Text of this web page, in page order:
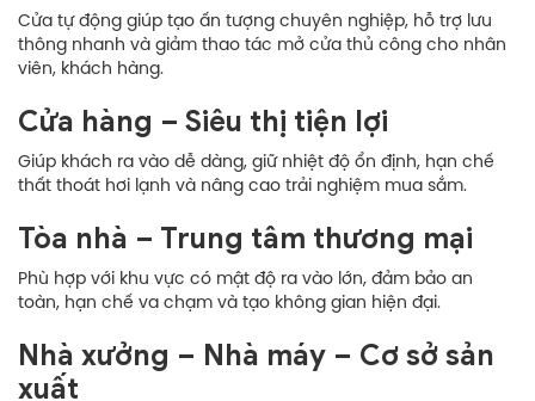
Cửa tự động giúp tạo ấn tượng chuyên nghiệp, hỗ trợ lưu
thông nhanh và giảm thao tác mở cửa thủ công cho nhân
viên, khách hàng.
Cửa hàng – Siêu thị tiện lợi
Giúp khách ra vào dễ dàng, giữ nhiệt độ ổn định, hạn chế
thất thoát hơi lạnh và nâng cao trải nghiệm mua sắm.
Tòa nhà – Trung tâm thương mại
Phù hợp với khu vực có mật độ ra vào lớn, đảm bảo an
toàn, hạn chế va chạm và tạo không gian hiện đại.
Nhà xưởng – Nhà máy – Cơ sở sản
xuất